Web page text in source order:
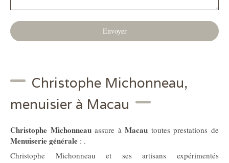
Envoyer
Christophe Michonneau,
menuisier à Macau
Christophe Michonneauassure àMacau toutes prestations de
Menuiserie générale : .
Christophe Michonneau et ses artisans expérimentés